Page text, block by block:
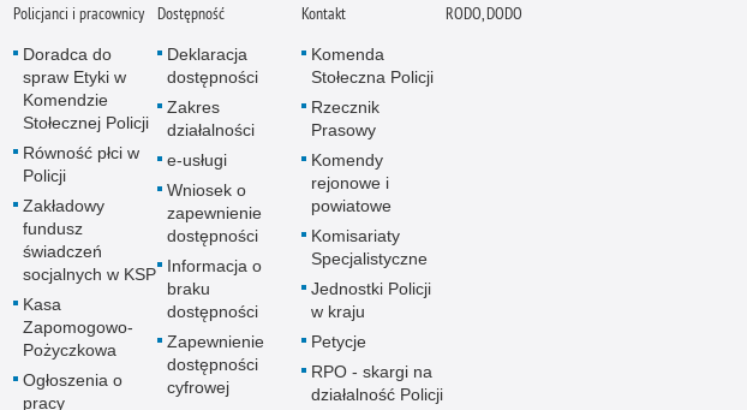
Policjanci i pracownicy
Doradca do
spraw Etyki w
Komendzie
Stołecznej Policji
Równość płci w
Policji
Zakładowy
fundusz
świadczeń
socjalnych w KSP
Kasa
Zapomogowo-
Pożyczkowa
Ogłoszenia o
pracy
Dostępność
Deklaracja
dostępności
Zakres
działalności
e-usługi
Wniosek o
zapewnienie
dostępności
Informacja o
braku
dostępności
Zapewnienie
dostępności
cyfrowej
Kontakt
Komenda
Stołeczna Policji
Rzecznik
Prasowy
Komendy
rejonowe i
powiatowe
Komisariaty
Specjalistyczne
Jednostki Policji
w kraju
Petycje
RPO - skargi na
działalność Policji
RODO, DODO